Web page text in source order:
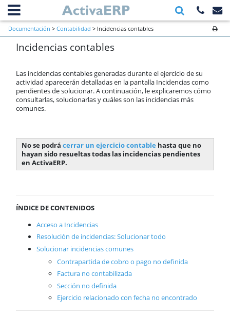
Información general
Primeros pasos a verificar al inicio
de una empresa
Compras
Almacén
Cartera
Producción
Ejercicios contables
Asientos contables
Facturas contables
Extracto cuentas
Amortizaciones
Listados
SII (Suministro Inmediato de
Información)
Incidencias contables
Órdenes de trabajo
Documentación > Contabilidad > Incidencias contables
Incidencias contables
Las incidencias contables generadas durante el ejercicio de su
actividad aparecerán detalladas en la pantalla Incidencias como
pendientes de solucionar. A continuación, le explicaremos cómo
consultarlas, solucionarlas y cuáles son las incidencias más
comunes.
No se podrá cerrar un ejercicio contable hasta que no
hayan sido resueltas todas las incidencias pendientes
en ActivaERP.
ÍNDICE DE CONTENIDOS
Acceso a Incidencias
Resolución de incidencias: Solucionar todo
Solucionar incidencias comunes
Contrapartida de cobro o pago no definida
Factura no contabilizada
Sección no definida
Ejercicio relacionado con fecha no encontrado